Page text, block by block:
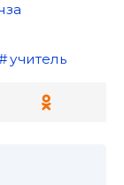
учитель